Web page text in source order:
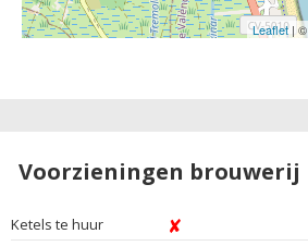
Leaflet| ©
Voorzieningen brouwerij
Ketels te huur